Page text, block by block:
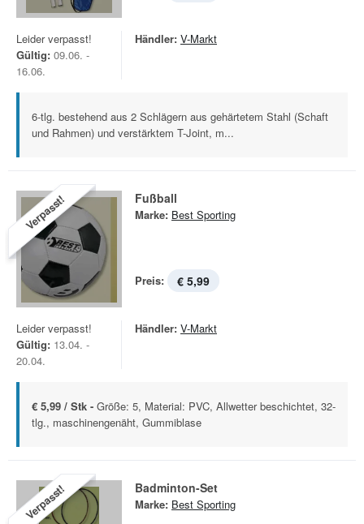
Leider verpasst!
Gültig: 09.06. -
16.06.
Händler: V-Markt
6-tlg. bestehend aus 2 Schlägern aus gehärtetem Stahl (Schaft
und Rahmen) und verstärktem T-Joint, m...
Verpasst! Fußball
Marke: Best Sporting
Preis: € 5,99
Leider verpasst!
Gültig: 13.04. -
20.04.
Händler: V-Markt
€ 5,99 / Stk - Größe: 5, Material: PVC, Allwetter beschichtet, 32-
tlg., maschinengenäht, Gummiblase
Verpasst! Badminton-Set
Marke: Best Sporting